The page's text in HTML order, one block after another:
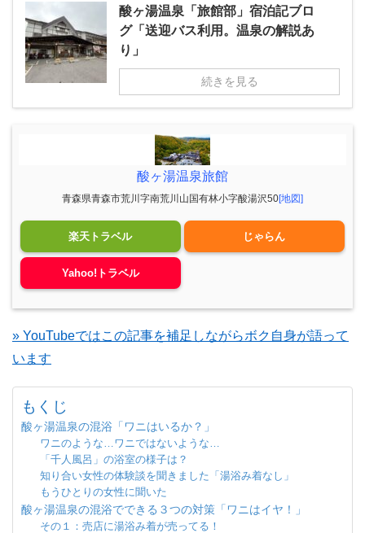
酸ヶ湯温泉「旅館部」宿泊記ブロ
グ「送迎バス利用。温泉の解説あ
り」
続きを見る
酸ヶ湯温泉旅館
青森県青森市荒川字南荒川山国有林小字酸湯沢50[地図]
楽天トラベル じゃらん
Yahoo!トラベル
» YouTubeではこの記事を補足しながらボク自身が語って
います
もくじ
酸ヶ湯温泉の混浴「ワニはいるか？」
ワニのような…ワニではないような…
「千人風呂」の浴室の様子は？
知り合い女性の体験談を聞きました「湯浴み着なし」
もうひとりの女性に聞いた
酸ヶ湯温泉の混浴でできる３つの対策「ワニはイヤ！」
その１：売店に湯浴み着が売ってる！